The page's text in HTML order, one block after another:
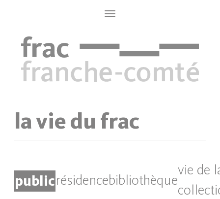
Toggle
navigation
la vie du frac
publicrésidencebibliothèque
vie de